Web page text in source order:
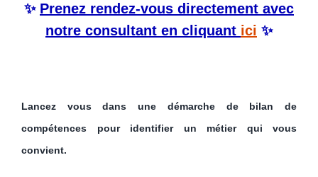
✨ Prenez rendez-vous directement avec
notre consultant en cliquant ici ✨
Lancez vous dans une démarche de bilan de
compétences pour identifier un métier qui vous
convient.